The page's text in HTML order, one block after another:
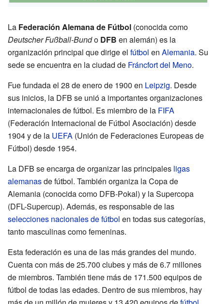
La Federación Alemana de Fútbol (conocida como
Deutscher Fußball-Bundo DFB en alemán) es la
organización principal que dirige el fútbol en Alemania. Su
sede se encuentra en la ciudad de Fráncfort del Meno.
Fue fundada el 28 de enero de 1900 en Leipzig. Desde
sus inicios, la DFB se unió a importantes organizaciones
internacionales de fútbol. Es miembro de la FIFA
(Federación Internacional de Fútbol Asociación) desde
1904 y de la UEFA (Unión de Federaciones Europeas de
Fútbol) desde 1954.
La DFB se encarga de organizar las principales ligas
alemanasde fútbol. También organiza la Copa de
Alemania (conocida como DFB-Pokal) y la Supercopa
(DFL-Supercup). Además, es responsable de las
selecciones nacionales de fútbol en todas sus categorías,
tanto masculinas como femeninas.
Esta federación es una de las más grandes del mundo.
Cuenta con más de 25.700 clubes y más de 6.7 millones
de miembros. También tiene más de 171.500 equipos de
fútbol de todas las edades. Dentro de sus miembros, hay